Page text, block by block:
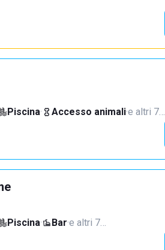
Piscina· Accesso animali·e altri 7…
Piscina· Bar·e altri 7…